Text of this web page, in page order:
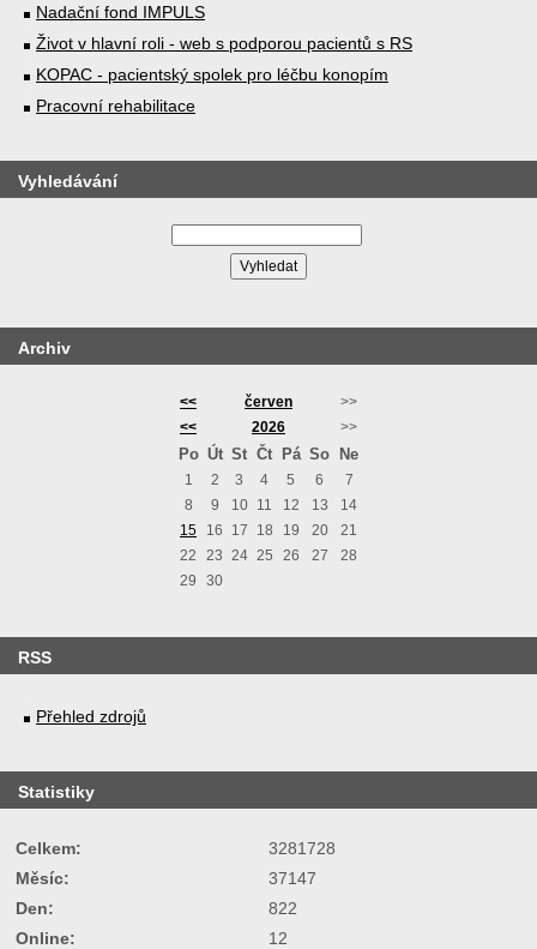
Nadační fond IMPULS
Život v hlavní roli - web s podporou pacientů s RS
KOPAC - pacientský spolek pro léčbu konopím
Pracovní rehabilitace
Vyhledávání
Archiv
<< červen
>>
<<
2026 >>
Po Út St Čt Pá So Ne
1 2 3 4 5 6
7
8
9 10 11 12 13
14
15
16 17 18 19 20
21
22
23 24 25 26 27
28
29
30
RSS
Přehled zdrojů
Statistiky
Online: 12
Celkem:
3281728
Měsíc:
37147
Den:
822